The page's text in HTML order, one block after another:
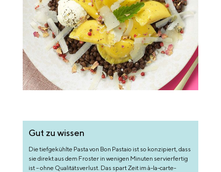
Gut zu wissen
Die tiefgekühlte Pasta von Bon Pastaio ist so konzipiert, dass
sie direkt aus dem Froster in wenigen Minuten servierfertig
ist – ohne Qualitätsverlust. Das spart Zeit im à-la-carte-